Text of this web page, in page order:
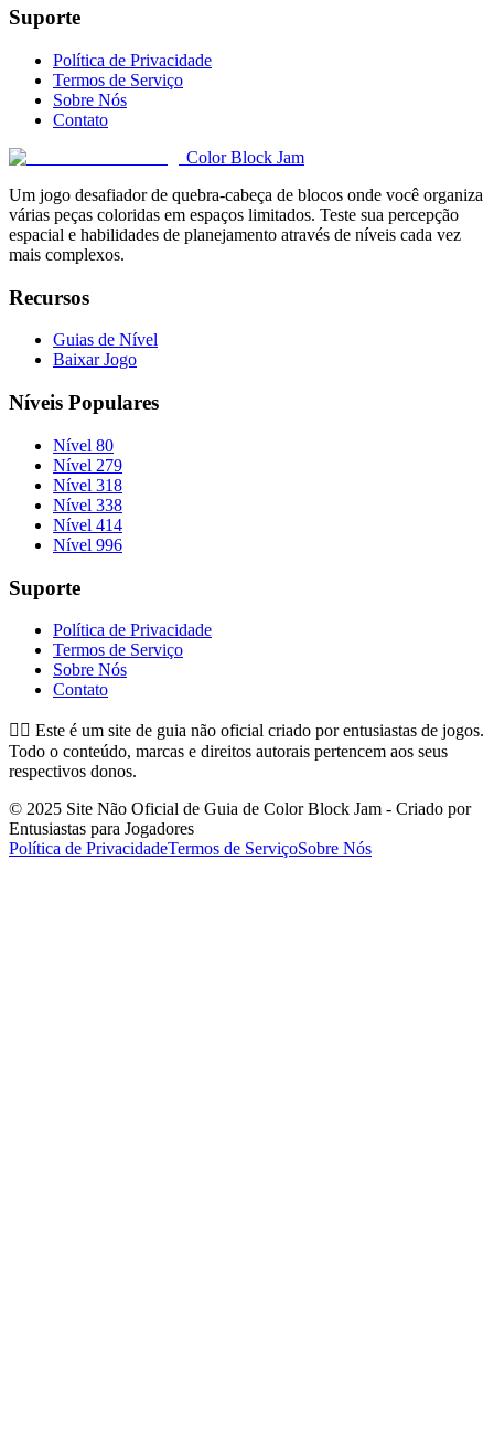
Suporte
Política de Privacidade
Termos de Serviço
Sobre Nós
Contato
Color Block Jam
Um jogo desafiador de quebra-cabeça de blocos onde você organiza
várias peças coloridas em espaços limitados. Teste sua percepção
espacial e habilidades de planejamento através de níveis cada vez
mais complexos.
Recursos
Guias de Nível
Baixar Jogo
Níveis Populares
Nível 80
Nível 279
Nível 318
Nível 338
Nível 414
Nível 996
Suporte
Política de Privacidade
Termos de Serviço
Sobre Nós
Contato
👉🏻 Este é um site de guia não oficial criado por entusiastas de jogos.
Todo o conteúdo, marcas e direitos autorais pertencem aos seus
respectivos donos.
© 2025 Site Não Oficial de Guia de Color Block Jam - Criado por
Entusiastas para Jogadores
Política de PrivacidadeTermos de ServiçoSobre Nós